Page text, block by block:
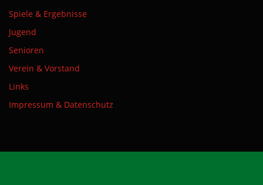
Spiele & Ergebnisse
Jugend
Senioren
Verein & Vorstand
Links
Impressum & Datenschutz